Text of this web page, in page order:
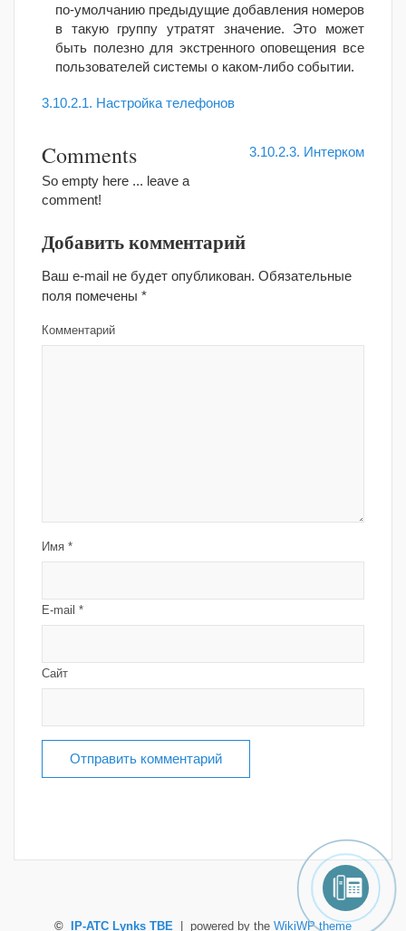
по-умолчанию предыдущие добавления номеров
в такую группу утратят значение. Это может
быть полезно для экстренного оповещения все
пользователей системы о каком-либо событии.
3.10.2.1. Настройка телефонов
3.10.2.3. Интерком
Comments
So empty here ... leave a
comment!
Добавить комментарий
Ваш e-mail не будет опубликован. Обязательные
поля помечены *
Комментарий
Имя *
E-mail *
Сайт
© IP-ATC Lynks TBE | powered by the WikiWP theme